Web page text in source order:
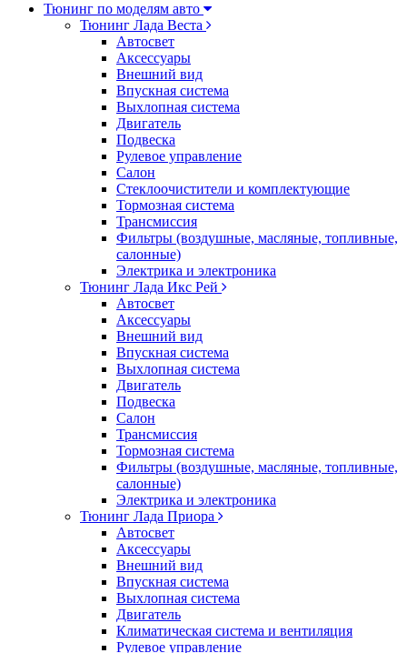
Тюнинг по моделям авто
Тюнинг Лада Веста
Автосвет
Аксессуары
Внешний вид
Впускная система
Выхлопная система
Двигатель
Подвеска
Рулевое управление
Салон
Стеклоочистители и комплектующие
Тормозная система
Трансмиссия
Фильтры (воздушные, масляные, топливные,
салонные)
Электрика и электроника
Тюнинг Лада Икс Рей
Автосвет
Аксессуары
Внешний вид
Впускная система
Выхлопная система
Двигатель
Подвеска
Салон
Трансмиссия
Тормозная система
Фильтры (воздушные, масляные, топливные,
салонные)
Электрика и электроника
Тюнинг Лада Приора
Автосвет
Аксессуары
Внешний вид
Впускная система
Выхлопная система
Двигатель
Климатическая система и вентиляция
Рулевое управление